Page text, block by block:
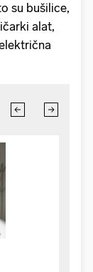
su bušilice,
alat,